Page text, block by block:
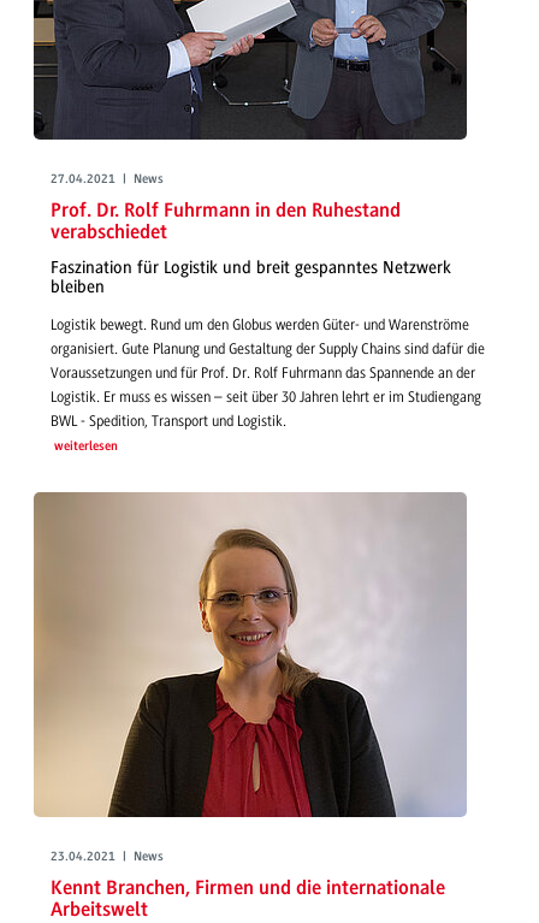
27.04.2021 | News
Prof. Dr. Rolf Fuhrmann in den Ruhestand
verabschiedet
Faszination für Logistik und breit gespanntes Netzwerk
bleiben
Logistik bewegt. Rund um den Globus werden Güter- und Warenströme
organisiert. Gute Planung und Gestaltung der Supply Chains sind dafür die
Voraussetzungen und für Prof. Dr. Rolf Fuhrmann das Spannende an der
Logistik. Er muss es wissen – seit über 30 Jahren lehrt er im Studiengang
BWL - Spedition, Transport und Logistik.
weiterlesen
23.04.2021 | News
Kennt Branchen, Firmen und die internationale
Arbeitswelt